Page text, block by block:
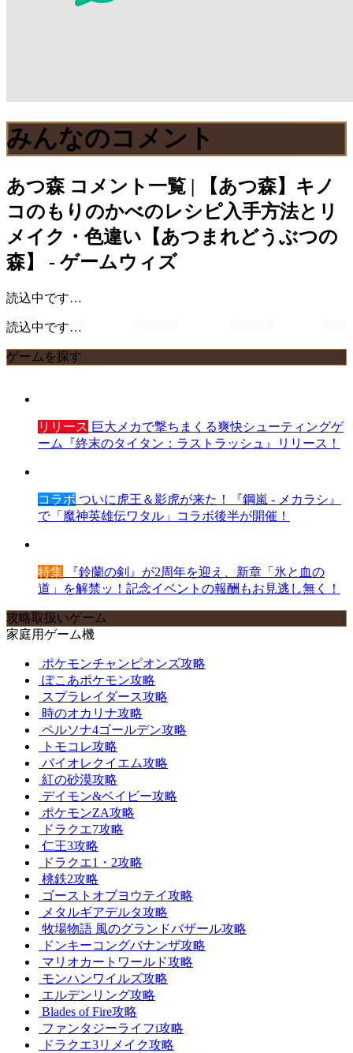
みんなのコメント
あつ森 コメント一覧 | 【あつ森】キノ
コのもりのかべのレシピ入手方法とリ
メイク・色違い【あつまれどうぶつの
森】 - ゲームウィズ
読込中です…
読込中です…
ゲームを探す
リリース 巨大メカで撃ちまくる爽快シューティングゲ
ーム『終末のタイタン：ラストラッシュ』リリース！
コラボ ついに虎王＆影虎が来た！『鋼嵐 - メカラシ』
で「魔神英雄伝ワタル」コラボ後半が開催！
特集 『鈴蘭の剣』が2周年を迎え、新章「氷と血の
道」を解禁ッ！記念イベントの報酬もお見逃し無く！
攻略取扱いゲーム
家庭用ゲーム機
ポケモンチャンピオンズ攻略
ぽこあポケモン攻略
スプラレイダース攻略
時のオカリナ攻略
ペルソナ4ゴールデン攻略
トモコレ攻略
バイオレクイエム攻略
紅の砂漠攻略
デイモン&ベイビー攻略
ポケモンZA攻略
ドラクエ7攻略
仁王3攻略
ドラクエ1・2攻略
桃鉄2攻略
ゴーストオブヨウテイ攻略
メタルギアデルタ攻略
牧場物語 風のグランドバザール攻略
ドンキーコングバナンザ攻略
マリオカートワールド攻略
モンハンワイルズ攻略
エルデンリング攻略
Blades of Fire攻略
ファンタジーライフi攻略
ドラクエ3リメイク攻略